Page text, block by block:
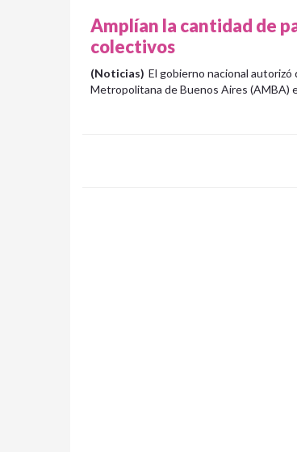
Amplían la cantidad de
colectivos
(Noticias) El gobierno nacional
Metropolitana de Buenos Aires (AMBA)